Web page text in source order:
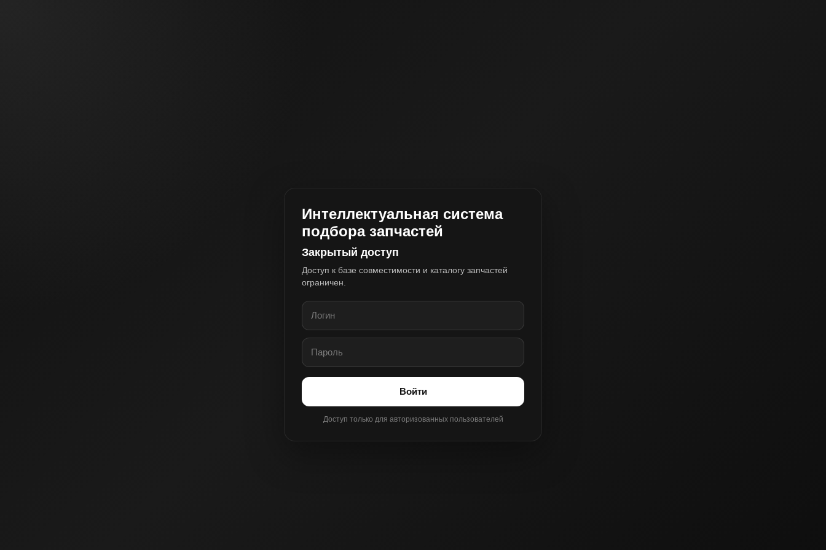
Интеллектуальная система
подбора запчастей
Закрытый доступ
Доступ к базе совместимости и каталогу запчастей
ограничен.
Войти
Доступ только для авторизованных пользователей